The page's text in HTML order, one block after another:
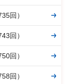
回）
回）
回）
回）